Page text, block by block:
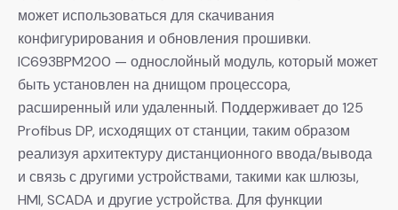
может использоваться для скачивания
конфигурирования и обновления прошивки.
IC693BPM200 — однослойный модуль, который может
быть установлен на днищом процессора,
расширенный или удаленный. Поддерживает до 125
Profibus DP, исходящих от станции, таким образом
реализуя архитектуру дистанционного ввода/вывода
и связь с другими устройствами, такими как шлюзы,
HMI, SCADA и другие устройства. Для функции